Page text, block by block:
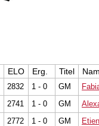
ELO Erg. Titel
2832 1 - 0 GM
2741 1 - 0 GM
2772 1 - 0 GM